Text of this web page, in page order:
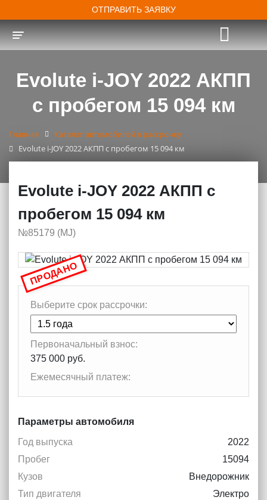
ОТПРАВИТЬ ЗАЯВКУ
Evolute i-JOY 2022 АКПП
с пробегом 15 094 км
Главная
Каталог автомобилей в рассрочку
Evolute i-JOY 2022 АКПП с пробегом 15 094 км
Evolute i-JOY 2022 АКПП с
пробегом 15 094 км
№85179 (МJ)
Выберите срок рассрочки:
Первоначальный взнос:
375 000 руб.
Ежемесячный платеж:
Параметры автомобиля
Год выпуска
2022
Пробег
15094
Кузов
Внедорожник
Тип двигателя
Электро
ПРОДАНО